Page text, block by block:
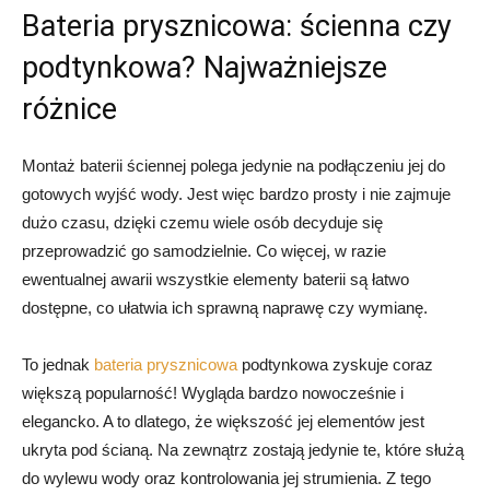
Bateria prysznicowa: ścienna czy
podtynkowa? Najważniejsze
różnice
Montaż baterii ściennej polega jedynie na podłączeniu jej do
gotowych wyjść wody. Jest więc bardzo prosty i nie zajmuje
dużo czasu, dzięki czemu wiele osób decyduje się
przeprowadzić go samodzielnie. Co więcej, w razie
ewentualnej awarii wszystkie elementy baterii są łatwo
dostępne, co ułatwia ich sprawną naprawę czy wymianę.
To jednak bateria prysznicowa podtynkowa zyskuje coraz
większą popularność! Wygląda bardzo nowocześnie i
elegancko. A to dlatego, że większość jej elementów jest
ukryta pod ścianą. Na zewnątrz zostają jedynie te, które służą
do wylewu wody oraz kontrolowania jej strumienia. Z tego